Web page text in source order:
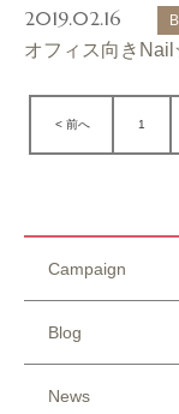
2019.02.16
オフィス向き
< 前へ 1
Campaign
Blog
News